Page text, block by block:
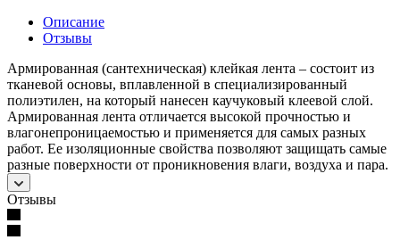
Описание
Отзывы
Армированная (сантехническая) клейкая лента – состоит из
тканевой основы, вплавленной в специализированный
полиэтилен, на который нанесен каучуковый клеевой слой.
Армированная лента отличается высокой прочностью и
влагонепроницаемостью и применяется для самых разных
работ. Ее изоляционные свойства позволяют защищать самые
разные поверхности от проникновения влаги, воздуха и пара.
Отзывы